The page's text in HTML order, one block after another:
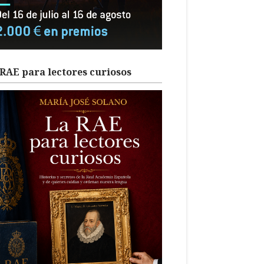
para lectores curiosos